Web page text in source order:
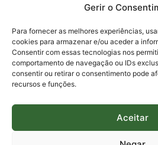
Gerir o
Para fornecer as melhores experiências,
cookies para armazenar e/ou aceder a
Consentir com essas tecnologias nos
comportamento de navegação ou IDs
consentir ou retirar o consentimento pode
recursos e funções.
Aceitar
Para assuntos relacionados à
pesquisa@fapesc.sc.gov.br
Para assuntos relacionados à
inovacao@fapesc.sc.gov.br
Para assuntos relacionados à
bolsas@fapesc.sc.gov.br
Para assuntos relacionados à
Para assuntos relacionados à
plataforma@fapesc.sc.gov.br
Jair Artur da Silva